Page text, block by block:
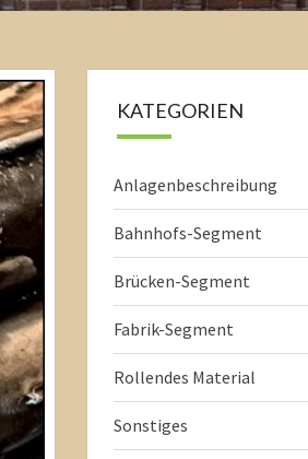
KATEGORIEN
Anlagenbeschreibung
Bahnhofs-Segment
Brücken-Segment
Fabrik-Segment
Rollendes Material
Sonstiges